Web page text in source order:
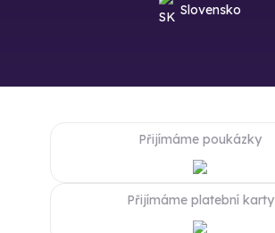
Slovensko
Přijímáme poukázky
Přijímáme platební karty